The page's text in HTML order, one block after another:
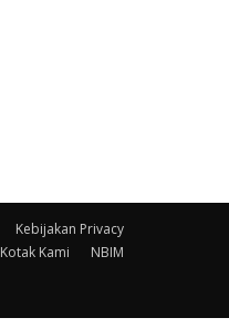
Kebijakan Privacy
Kotak Kami NBIM